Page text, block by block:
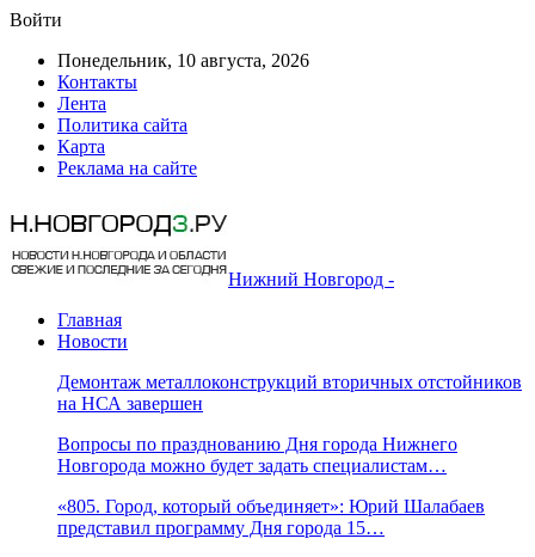
Войти
Понедельник, 10 августа, 2026
Контакты
Лента
Политика сайта
Карта
Реклама на сайте
Нижний Новгород -
Главная
Новости
Демонтаж металлоконструкций вторичных отстойников
на НСА завершен
Вопросы по празднованию Дня города Нижнего
Новгорода можно будет задать специалистам…
«805. Город, который объединяет»: Юрий Шалабаев
представил программу Дня города 15…